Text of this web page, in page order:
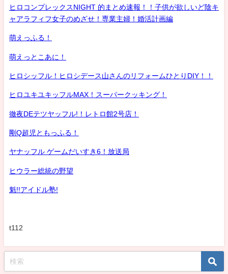
ヒロコンプレックスNIGHT 的まとめ速報！！子供が欲しいど陰キ
ャアラフィフ女子のめざせ！専業主婦！婚活計画編
萌えっふる！
萌えっとこあに！
ヒロシッフル！ヒロシデース山さんのリフォームひとりDIY！！
ヒロユキユキッフルMAX！スーパークッキング！
徹夜DEテツヤッフル!！レトロ館2号店！
剛Q超児ともっふる！
ヤナッフル ゲームだいすき6！放送局
ヒウラー総統の野望
魁!!アイドル塾!
t112